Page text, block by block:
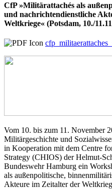
CfP »Militärattachés als
und nachrichtendienstliche
Weltkriege« (Potsdam, 10./
Vom 10. bis zum 11. November
Militärgeschichte und
in Kooperation mit dem Centre
Strategy (CHIOS) der Helmut-
Bundeswehr Hamburg ein
als außenpolitische,
Akteure im Zeitalter der